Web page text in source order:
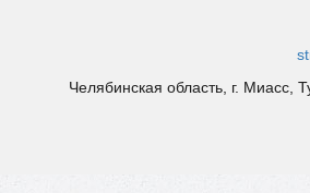
Челябинская область, г. Миасс,